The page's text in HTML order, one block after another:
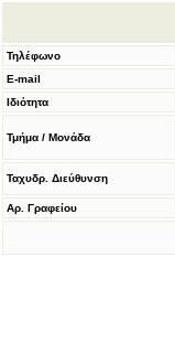
Τηλέφωνο
E-mail
Ιδιότητα
Τμήμα / Μονάδα
Ταχυδρ. Διεύθυνση
Αρ. Γραφείου